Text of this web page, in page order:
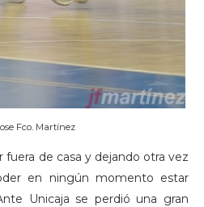
Fco. Martínez
de casa y dejando otra vez
en ningún momento estar
Unicaja se perdió una gran